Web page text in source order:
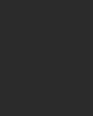
посудомоечные